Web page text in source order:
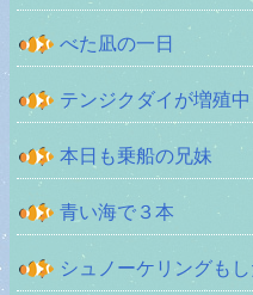
べた凪の一日
テンジクダイが増殖中
本日も乗船の兄妹
青い海で３本
シュノーケリングも